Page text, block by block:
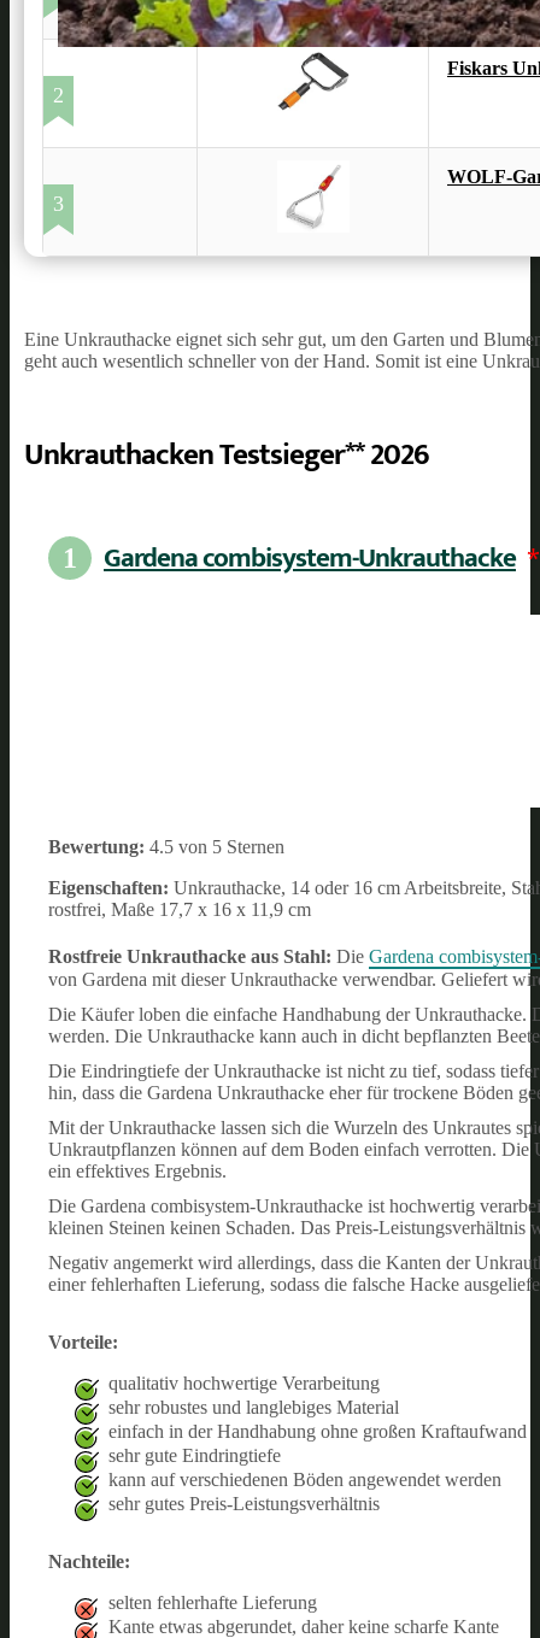
2
Fiskars
3
WOLF-
Eine Unkrauthacke eignet sich sehr gut, um den Garten und
geht auch wesentlich schneller von der Hand. Somit ist eine
Unkrauthacken Testsieger** 2026
1 Gardena combisystem-Unkrauthacke *
Bewertung: 4.5 von 5 Sternen
Eigenschaften: Unkrauthacke, 14 oder 16 cm Arbeitsbreite,
rostfrei, Maße 17,7 x 16 x 11,9 cm
Rostfreie Unkrauthacke aus Stahl: Die Gardena
von Gardena mit dieser Unkrauthacke verwendbar. Geliefert
Die Käufer loben die einfache Handhabung der Unkrauthacke.
werden. Die Unkrauthacke kann auch in dicht bepflanzten
Die Eindringtiefe der Unkrauthacke ist nicht zu tief, sodass
hin, dass die Gardena Unkrauthacke eher für trockene Böden
Mit der Unkrauthacke lassen sich die Wurzeln des Unkrautes
Unkrautpflanzen können auf dem Boden einfach verrotten.
ein effektives Ergebnis.
Die Gardena combisystem-Unkrauthacke ist hochwertig
kleinen Steinen keinen Schaden. Das Preis-
Negativ angemerkt wird allerdings, dass die Kanten der
einer fehlerhaften Lieferung, sodass die falsche Hacke
Vorteile:
qualitativ hochwertige Verarbeitung
sehr robustes und langlebiges Material
einfach in der Handhabung ohne großen Kraftaufwand
sehr gute Eindringtiefe
kann auf verschiedenen Böden angewendet werden
sehr gutes Preis-Leistungsverhältnis
Nachteile:
selten fehlerhafte Lieferung
Kante etwas abgerundet, daher keine scharfe Kante